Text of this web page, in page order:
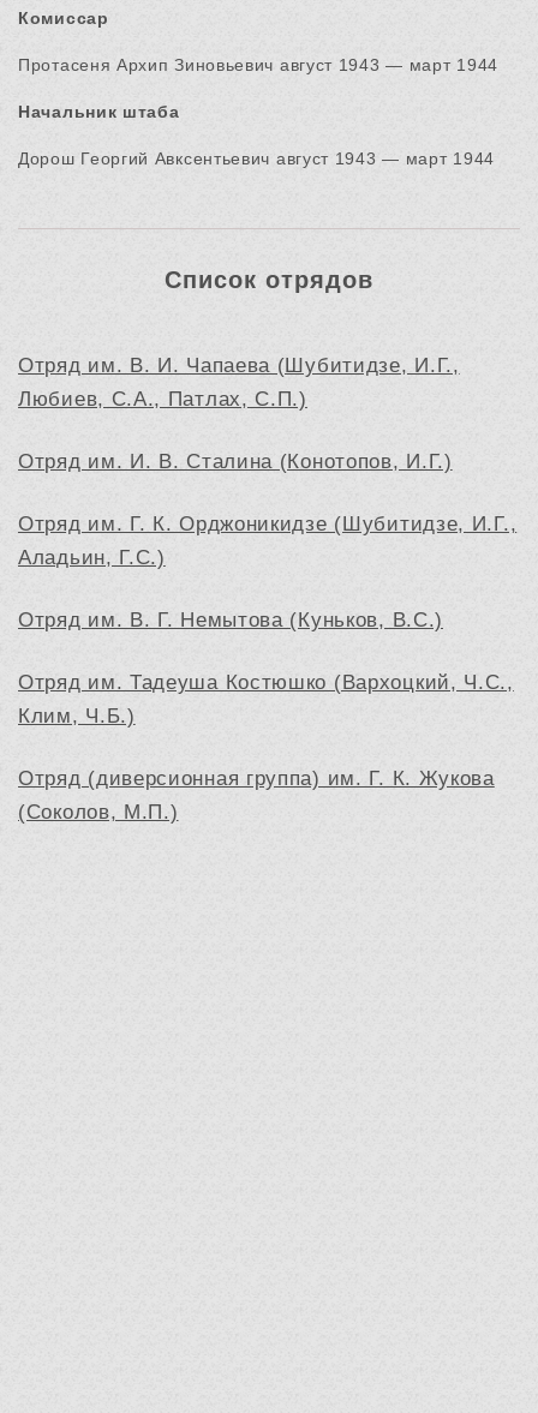
Комиссар
Протасеня Архип Зиновьевич август 1943 — март 1944
Начальник штаба
Дорош Георгий Авксентьевич август 1943 — март 1944
Список отрядов
Отряд им. В. И. Чапаева (Шубитидзе, И.Г.,
Любиев, С.А., Патлах, С.П.)
Отряд им. И. В. Сталина (Конотопов, И.Г.)
Отряд им. Г. К. Орджоникидзе (Шубитидзе, И.Г.,
Аладьин, Г.С.)
Отряд им. В. Г. Немытова (Куньков, В.С.)
Отряд им. Тадеуша Костюшко (Вархоцкий, Ч.С.,
Клим, Ч.Б.)
Отряд (диверсионная группа) им. Г. К. Жукова
(Соколов, М.П.)